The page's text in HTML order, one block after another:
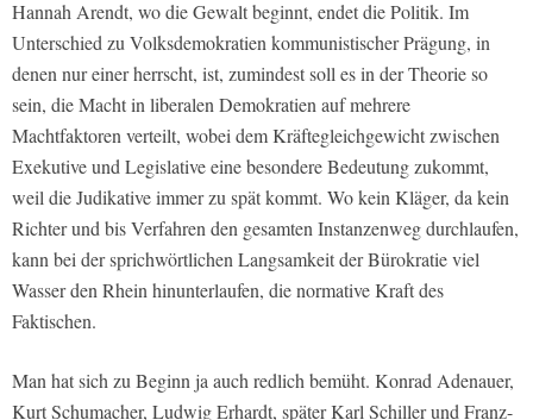
Hannah Arendt, wo die Gewalt beginnt, endet die Politik. Im
Unterschied zu Volksdemokratien kommunistischer Prägung, in
denen nur einer herrscht, ist, zumindest soll es in der Theorie so
sein, die Macht in liberalen Demokratien auf mehrere
Machtfaktoren verteilt, wobei dem Kräftegleichgewicht zwischen
Exekutive und Legislative eine besondere Bedeutung zukommt,
weil die Judikative immer zu spät kommt. Wo kein Kläger, da kein
Richter und bis Verfahren den gesamten Instanzenweg durchlaufen,
kann bei der sprichwörtlichen Langsamkeit der Bürokratie viel
Wasser den Rhein hinunterlaufen, die normative Kraft des
Faktischen.
Man hat sich zu Beginn ja auch redlich bemüht. Konrad Adenauer,
Kurt Schumacher, Ludwig Erhardt, später Karl Schiller und Franz-